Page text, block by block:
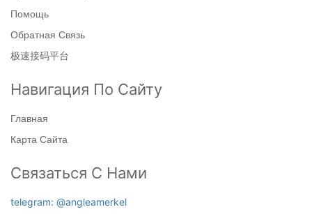
Помощь
Обратная Связь
极速接码平台
Навигация По Сайту
Главная
Карта Сайта
Связаться С Нами
telegram: @angleamerkel